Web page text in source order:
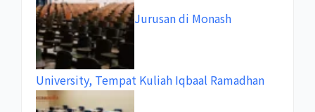
Jurusan di Monash
University, Tempat Kuliah Iqbaal Ramadhan